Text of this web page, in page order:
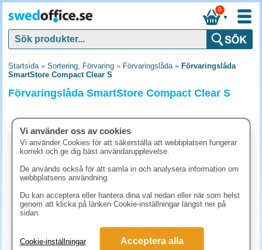
▼
0
Startsida» Sortering, Förvaring » Förvaringslåda» Förvaringslåda
SmartStore Compact Clear S
Förvaringslåda SmartStore Compact Clear S
61.30 kr (inkl. moms)
Vi använder oss av cookies
Vi använder Cookies för att säkerställa att webbplatsen fungerar
korrekt och ge dig bäst användarupplevelse.
De används också för att samla in och analysera information om
webbplatsens användning.
Du kan acceptera eller hantera dina val nedan eller när som helst
genom att klicka på länken Cookie-inställningar längst ner på
sidan.
Cookie-inställningar Acceptera alla